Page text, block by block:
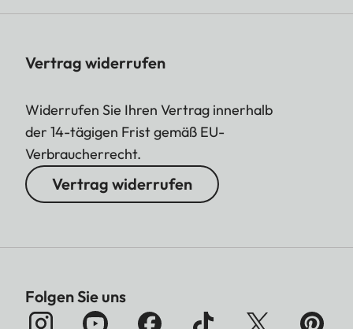
Vertrag widerrufen
Widerrufen Sie Ihren Vertrag innerhalb
der 14-tägigen Frist gemäß EU-
Verbraucherrecht.
Vertrag widerrufen
Folgen Sie uns